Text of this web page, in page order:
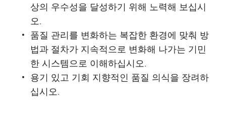
상의 우수성을 달성하기 위해 노력해 보십시
오.
품질 관리를 변화하는 복잡한 환경에 맞춰 방
법과 절차가 지속적으로 변화해 나가는 기민
한 시스템으로 이해하십시오.
용기 있고 기회 지향적인 품질 의식을 장려하
십시오.